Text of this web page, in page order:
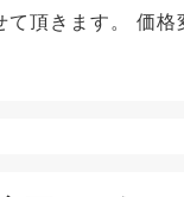
て頂きます。 価